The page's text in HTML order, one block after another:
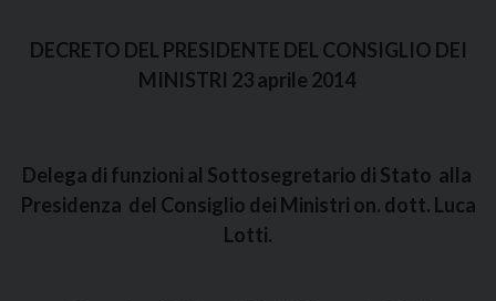
DECRETO DEL PRESIDENTE DEL CONSIGLIO DEI
MINISTRI 23 aprile 2014
Delega di funzioni al Sottosegretario di Stato alla
Presidenza del Consiglio dei Ministri on. dott. Luca
Lotti.